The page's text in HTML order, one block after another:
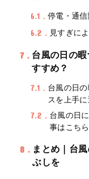
6.1 停電・通
6.2 見すぎに
7
台風の日の
すすめ？
7.1
台風の日
スを上手
7.2
台風の日
事はこちら
8
まとめ｜台
ぶしを